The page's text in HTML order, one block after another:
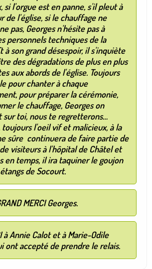
si l'orgue est en panne, s'il pleut à
de l'église, si le chauffage ne
pas, Georges n'hésite pas à
personnels techniques de la
à son grand désespoir, il s'inquiète
des dégradations de plus en plus
aux abords de l'église. Toujours
pour chanter à chaque
pour préparer la cérémonie,
le chauffage, Georges on
sur toi, nous te regretterons…
toujours l'oeil vif et malicieux, à la
sûre continuera de faire partie de
visiteurs à l'hôpital de Châtel et
en temps, il ira taquiner le goujon
de Socourt.
MERCI Georges.
à Annie Calot et à Marie-Odile
ont accepté de prendre le relais.